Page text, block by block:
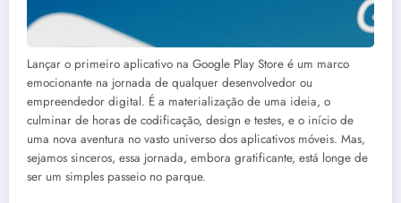
Lançar o primeiro aplicativo na Google Play Store é um marco
emocionante na jornada de qualquer desenvolvedor ou
empreendedor digital. É a materialização de uma ideia, o
culminar de horas de codificação, design e testes, e o início de
uma nova aventura no vasto universo dos aplicativos móveis. Mas,
sejamos sinceros, essa jornada, embora gratificante, está longe de
ser um simples passeio no parque.